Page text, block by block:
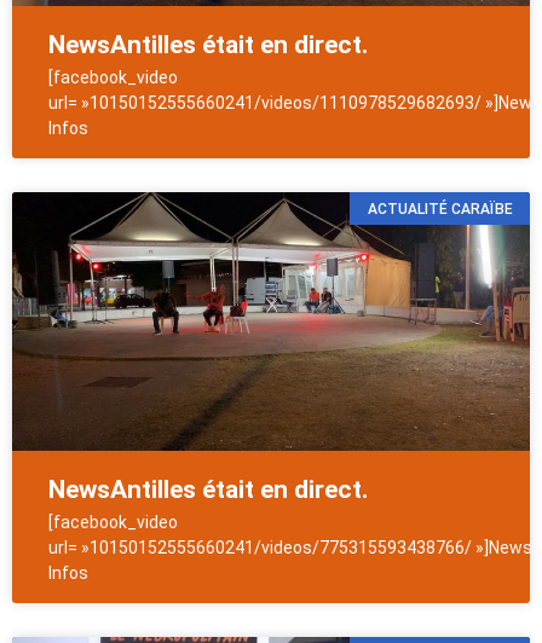
NewsAntilles était en direct.
[facebook_video
url= »10150152555660241/videos/1110978529682693/
Infos
ACTUALITÉ CARAÏBE
NewsAntilles était en direct.
[facebook_video
url= »10150152555660241/videos/775315593438766/
Infos